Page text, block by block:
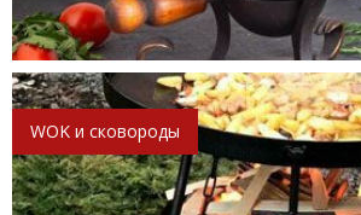
WOK и сковороды